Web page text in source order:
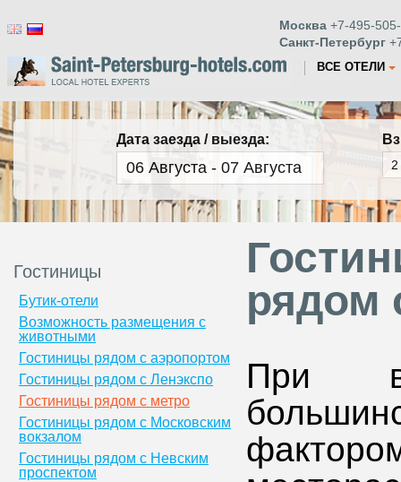
Москва +7-495-
Санкт-Петербург
ВСЕ ОТЕЛИ
Дата заезда / выезда:
Гостиницы
Бутик-отели
Возможность размещения с
животными
Гостиницы рядом с аэропортом
Гостиницы рядом с Ленэкспо
Гостиницы рядом с метро
Гостиницы рядом с Московским
вокзалом
Гостиницы рядом с Невским
проспектом
рядом
При